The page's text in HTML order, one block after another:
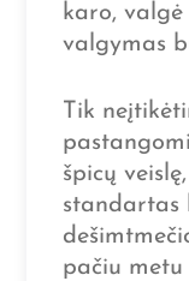
karo, valgė
valgymas
Tik
špicų
standartas
pačiu metu